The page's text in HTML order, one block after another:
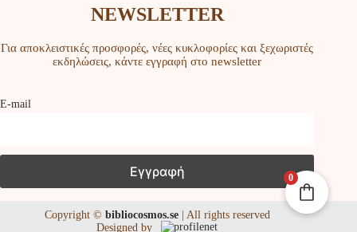
NEWSLETTER
Για αποκλειστικές προσφορές, νέες κυκλοφορίες και ξεχωριστές
εκδηλώσεις, κάντε εγγραφή στο newsletter
Ε-mail
Copyright © bibliocosmos.se| All rights reserved
Designed by
0